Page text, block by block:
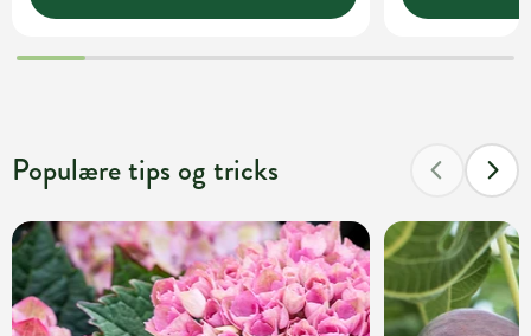
Populære tips og tricks